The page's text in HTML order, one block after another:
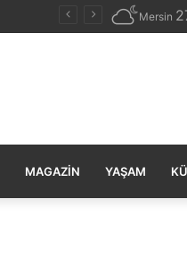
Mersin
MAGAZIN YAŞAM